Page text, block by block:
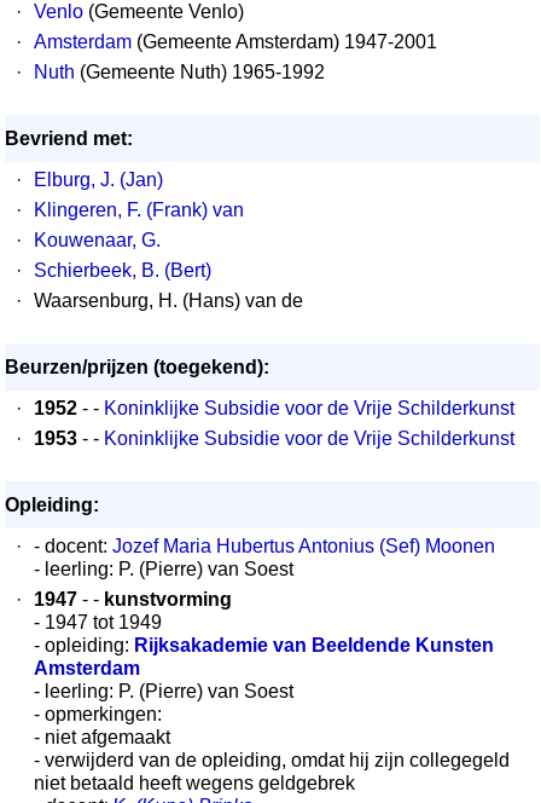
·
Venlo (Gemeente Venlo)
·
Amsterdam (Gemeente Amsterdam) 1947-2001
·
Nuth (Gemeente Nuth) 1965-1992
Bevriend met:
·
Elburg, J. (Jan)
·
Klingeren, F. (Frank) van
·
Kouwenaar, G.
·
Schierbeek, B. (Bert)
·
Waarsenburg, H. (Hans) van de
Beurzen/prijzen (toegekend):
·
1952 - - Koninklijke Subsidie voor de Vrije Schilderkunst
·
1953 - - Koninklijke Subsidie voor de Vrije Schilderkunst
Opleiding:
·
- docent: Jozef Maria Hubertus Antonius (Sef) Moonen
- leerling: P. (Pierre) van Soest
·
1947 - - kunstvorming
- 1947 tot 1949
- opleiding: Rijksakademie van Beeldende Kunsten
Amsterdam
- leerling: P. (Pierre) van Soest
- opmerkingen:
- niet afgemaakt
- verwijderd van de opleiding, omdat hij zijn collegegeld
niet betaald heeft wegens geldgebrek